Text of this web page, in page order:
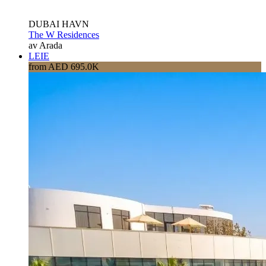
DUBAI HAVN
The W Residences
av Arada
LEIE
from AED 695.0K